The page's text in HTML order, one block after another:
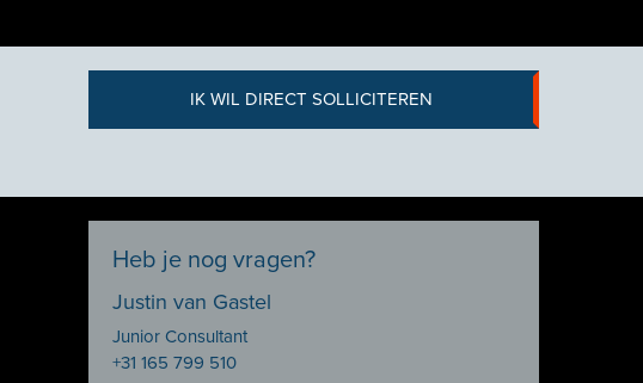
IK WIL DIRECT SOLLICITEREN
Heb je nog vragen?
Justin van Gastel
Junior Consultant
+31 165 799 510